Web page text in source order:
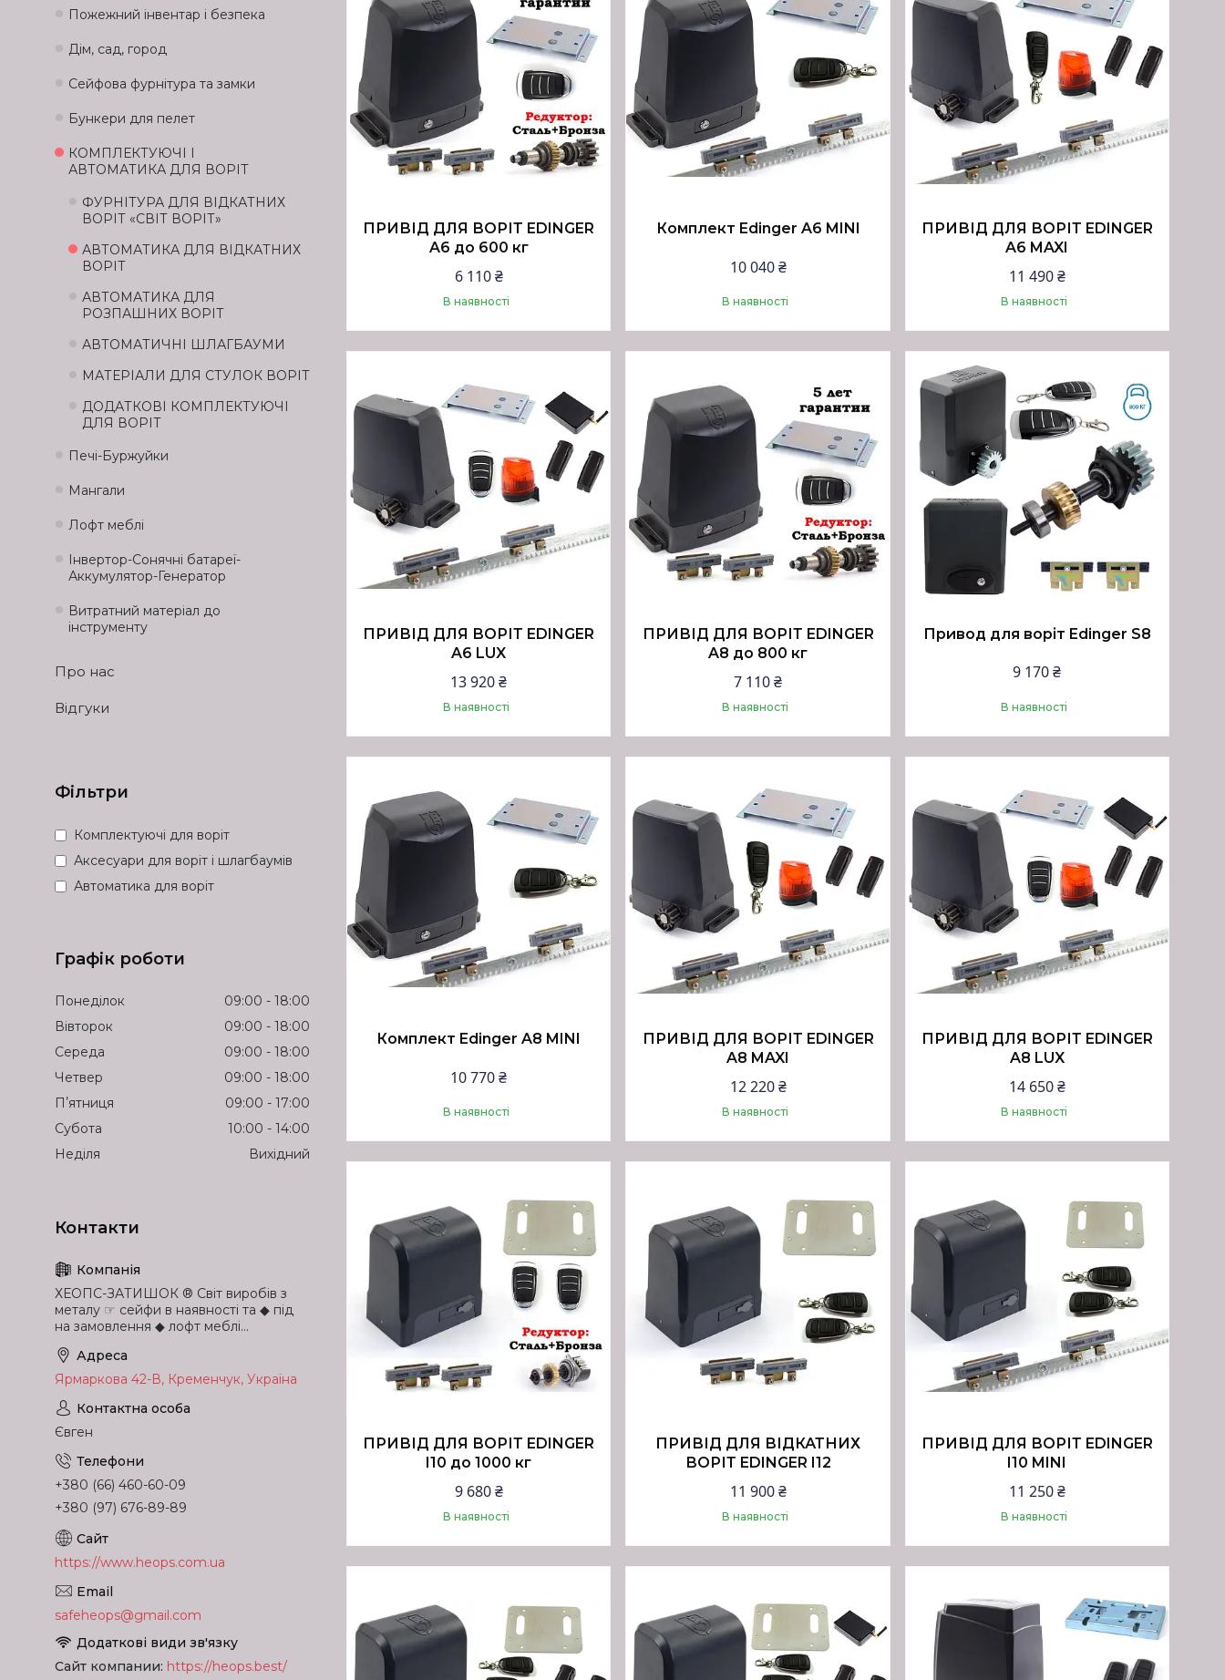
ПРИВІД ДЛЯ ВОРІТ EDINGER
A6 до 600 кг
6 110 ₴
В наявності
Комплект Edinger A6 MINI
10 040 ₴
В наявності
ПРИВІД ДЛЯ ВОРІТ EDINGER
A6 MAXI
11 490 ₴
В наявності
ПРИВІД ДЛЯ ВОРІТ EDINGER
A6 LUX
13 920 ₴
В наявності
ПРИВІД ДЛЯ ВОРІТ EDINGER
A8 до 800 кг
7 110 ₴
В наявності
Привод для воріт Edinger S8
9 170 ₴
В наявності
Комплект Edinger A8 MINI
10 770 ₴
В наявності
ПРИВІД ДЛЯ ВОРІТ EDINGER
A8 MAXI
12 220 ₴
В наявності
ПРИВІД ДЛЯ ВОРІТ EDINGER
A8 LUX
14 650 ₴
В наявності
ПРИВІД ДЛЯ ВОРІТ EDINGER
I10 до 1000 кг
9 680 ₴
В наявності
ПРИВІД ДЛЯ ВІДКАТНИХ
ВОРІТ EDINGER I12
11 900 ₴
В наявності
ПРИВІД ДЛЯ ВОРІТ EDINGER
I10 MINI
11 250 ₴
В наявності
Пожежний інвентар і безпека
Дім, сад, город
Сейфова фурнітура та замки
Бункери для пелет
КОМПЛЕКТУЮЧІ І
АВТОМАТИКА ДЛЯ ВОРІТ
ФУРНІТУРА ДЛЯ ВІДКАТНИХ
ВОРІТ «СВІТ ВОРІТ»
АВТОМАТИКА ДЛЯ ВІДКАТНИХ
ВОРІТ
АВТОМАТИКА ДЛЯ
РОЗПАШНИХ ВОРІТ
АВТОМАТИЧНІ ШЛАГБАУМИ
МАТЕРІАЛИ ДЛЯ СТУЛОК ВОРІТ
ДОДАТКОВІ КОМПЛЕКТУЮЧІ
ДЛЯ ВОРІТ
Печі-Буржуйки
Мангали
Лофт меблі
Інвертор-Сонячні батареї-
Аккумулятор-Генератор
Витратний матеріал до
інструменту
Про нас
Відгуки
Фільтри
Комплектуючі для воріт
Аксесуари для воріт і шлагбаумів
Автоматика для воріт
Графік роботи
Понеділок 09:00
18:00
Вівторок
09:00
18:00
Середа
09:00
18:00
Четвер
09:00
18:00
Пʼятниця
09:00
17:00
Субота
10:00
14:00
Неділя
Вихідний
ХЕОПС-ЗАТИШОК ® Світ виробів з
металу ☞ сейфи в наявності та ◆ під
на замовлення ◆ лофт меблі...
Ярмаркова 42-В, Кременчук, Україна
Євген
+380 (66) 460-60-09
+380 (97) 676-89-89
https://www.heops.com.ua
safeheops@gmail.com
Сайт компании https://heops.best/